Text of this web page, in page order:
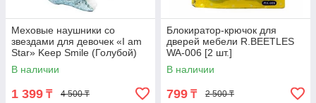
Меховые наушники со
звездами для девочек «I am
Star» Keep Smile (Голубой)
В наличии
1 399 ₸ 4 500 ₸
Блокиратор-крючок для
дверей мебели R.BEETLES
WA-006 [2 шт.]
В наличии
799 ₸ 2 500 ₸